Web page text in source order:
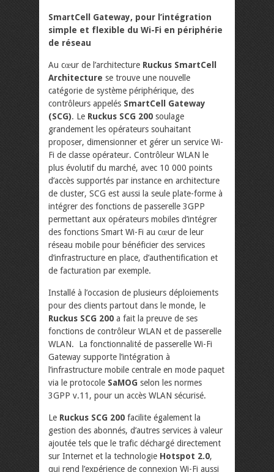
SmartCell Gateway, pour l’intégration
simple et flexible du Wi-Fi en périphérie
de réseau
Au cœur de l’architecture Ruckus SmartCell
Architecture se trouve une nouvelle
catégorie de système périphérique, des
contrôleurs appelés SmartCell Gateway
(SCG). Le Ruckus SCG 200 soulage
grandement les opérateurs souhaitant
proposer, dimensionner et gérer un service Wi-
Fi de classe opérateur. Contrôleur WLAN le
plus évolutif du marché, avec 10 000 points
d’accès supportés par instance en architecture
de cluster, SCG est aussi la seule plate-forme à
intégrer des fonctions de passerelle 3GPP
permettant aux opérateurs mobiles d’intégrer
des fonctions Smart Wi-Fi au cœur de leur
réseau mobile pour bénéficier des services
d’infrastructure en place, d’authentification et
de facturation par exemple.
Installé à l’occasion de plusieurs déploiements
pour des clients partout dans le monde, le
Ruckus SCG 200 a fait la preuve de ses
fonctions de contrôleur WLAN et de passerelle
WLAN. La fonctionnalité de passerelle Wi-Fi
Gateway supporte l’intégration à
l’infrastructure mobile centrale en mode paquet
via le protocole SaMOG selon les normes
3GPP v.11, pour un accès WLAN sécurisé.
Le Ruckus SCG 200 facilite également la
gestion des abonnés, d’autres services à valeur
ajoutée tels que le trafic déchargé directement
sur Internet et la technologie Hotspot 2.0,
qui rend l’expérience de connexion Wi-Fi aussi